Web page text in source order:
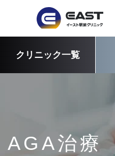
クリニック一覧
AGA治療